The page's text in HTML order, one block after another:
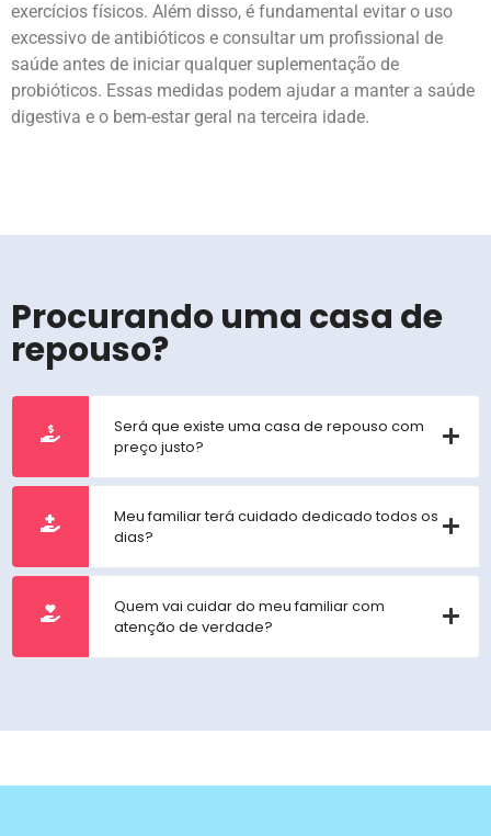
exercícios físicos. Além disso, é fundamental evitar o uso
excessivo de antibióticos e consultar um profissional de
saúde antes de iniciar qualquer suplementação de
probióticos. Essas medidas podem ajudar a manter a saúde
digestiva e o bem-estar geral na terceira idade.
Procurando uma casa de
repouso?
Será que existe uma casa de repouso com
preço justo?
Meu familiar terá cuidado dedicado todos os
dias?
Quem vai cuidar do meu familiar com
atenção de verdade?